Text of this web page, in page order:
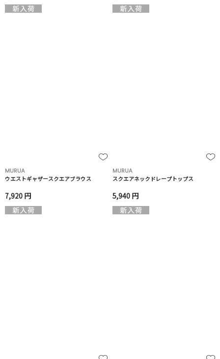
MURUA
ウエストギャザースクエアブラウス
7,920 円
MURUA
スクエアネックドレープトップス
5,940 円